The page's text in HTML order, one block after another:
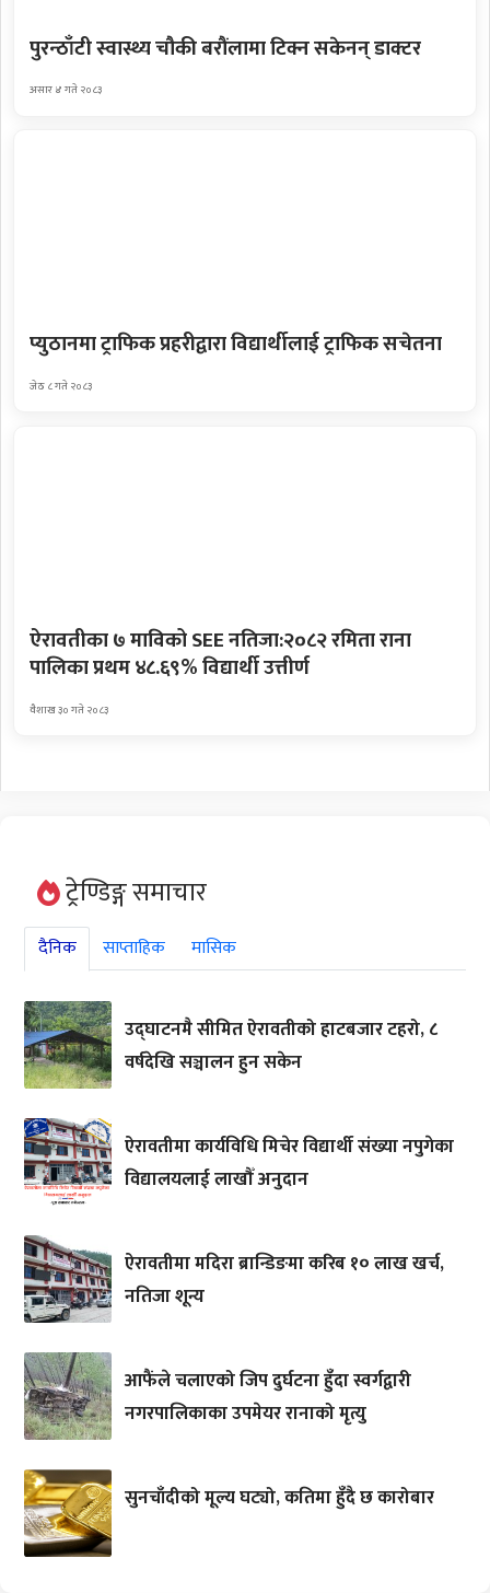
पुरन्ठाँटी स्वास्थ्य चौकी बरौंलामा टिक्न सकेनन् डाक्टर
असार ४ गते २०८३
प्युठानमा ट्राफिक प्रहरीद्वारा विद्यार्थीलाई ट्राफिक सचेतना
जेठ ८ गते २०८३
ऐरावतीका ७ माविको SEE नतिजा:२०८२ रमिता राना
पालिका प्रथम ४८.६९% विद्यार्थी उत्तीर्ण
वैशाख ३० गते २०८३
ट्रेण्डिङ्ग समाचार
दैनिक साप्ताहिक मासिक
उद्घाटनमै सीमित ऐरावतीको हाटबजार टहरो, ८
वर्षदेखि सञ्चालन हुन सकेन
ऐरावतीमा कार्यविधि मिचेर विद्यार्थी संख्या नपुगेका
विद्यालयलाई लाखौँ अनुदान
ऐरावतीमा मदिरा ब्रान्डिङमा करिब १० लाख खर्च,
नतिजा शून्य
आफैंले चलाएको जिप दुर्घटना हुँदा स्वर्गद्वारी
नगरपालिकाका उपमेयर रानाको मृत्यु
सुनचाँदीको मूल्य घट्यो, कतिमा हुँदै छ कारोबार